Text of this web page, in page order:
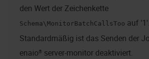
den Wert der Zeichenkette
Schema\MonitorBatchCallsToo auf '1'.
Standardmäßig ist das Senden der
enaio® server-monitor deaktiviert.